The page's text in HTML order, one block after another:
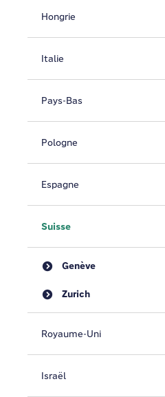
Hongrie
Italie
Pays-Bas
Pologne
Espagne
Suisse
Genève
Zurich
Royaume-Uni
Israël